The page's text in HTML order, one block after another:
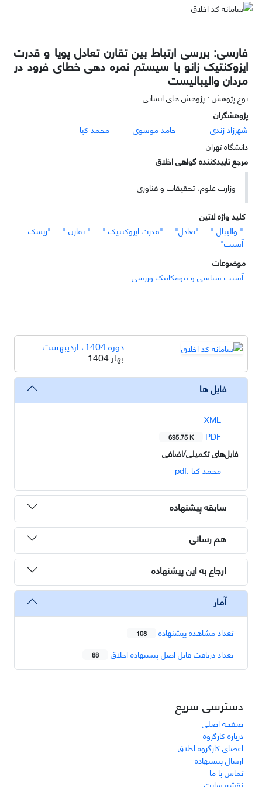
فارسی: بررسی ارتباط بین تقارن تعادل پویا و قدرت
ایزوکنتیک زانو با سیستم نمره دهی خطای فرود در
مردان والیبالیست
نوع پژوهش : پژوهش های انسانی
پژوهشگران
شهرزاد زندی
حامد موسوی
محمد کیا
دانشگاه تهران
مرجع تاییدکننده گواهی اخلاق
وزارت علوم، تحقیقات و فناوری
کلید واژه لاتین
" والیبال "
"تعادل" "قدرت ایزوکنتیک " " تقارن "
"ریسک
آسیب"
موضوعات
آسیب شناسی و بیومکانیک ورزشی
دوره 1404، اردیبهشت
بهار 1404
فایل ها
XML
PDF
695.75 K
فایل‌های تکمیلی/اضافی
محمد کیا .pdf
سابقه پیشنهاده
هم رسانی
ارجاع به این پیشنهاده
آمار
تعداد مشاهده پیشنهاده 108
تعداد دریافت فایل اصل پیشنهاده اخلاق 88
دسترسی سریع
صفحه اصلی
درباره کارگروه
اعضای کارگروه اخلاق
ارسال پیشنهاده
تماس با ما